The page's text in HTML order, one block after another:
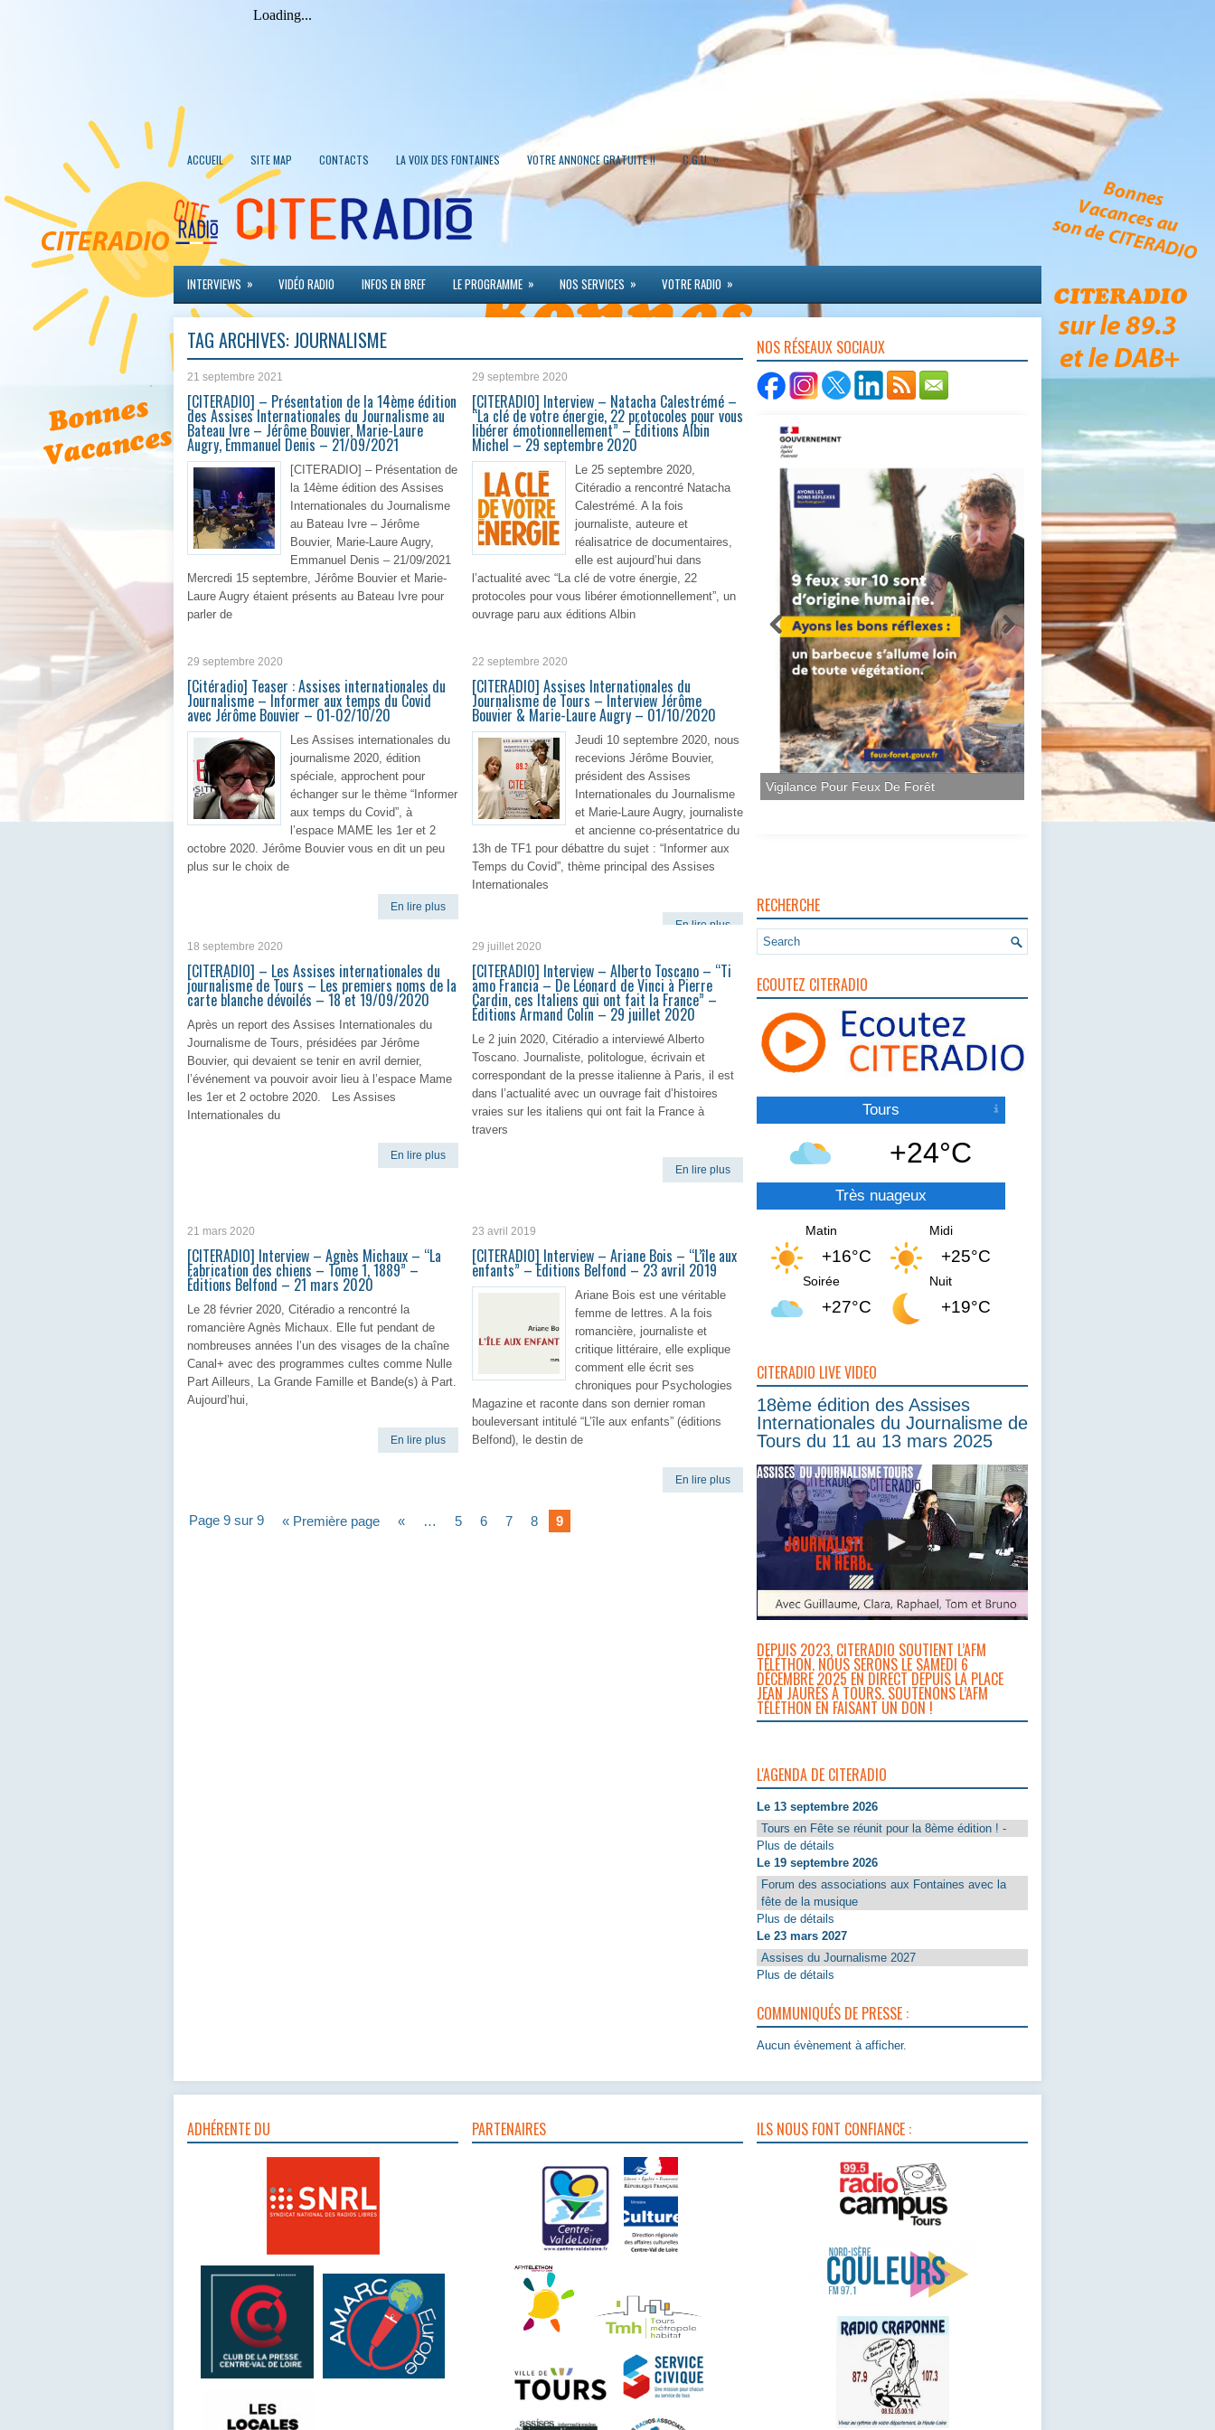
ACCUEIL SITE MAP CONTACTS LA VOIX DES FONTAINES VOTRE ANNONCE GRATUITE !! C.G.U. »
INTERVIEWS » VIDÉO RADIO INFOS EN BREF LE PROGRAMME » NOS SERVICES » VOTRE RADIO »
TAG ARCHIVES:JOURNALISME
21 septembre 2021
[CITERADIO] – Présentation de la 14ème édition
des Assises Internationales du Journalisme au
Bateau Ivre – Jérôme Bouvier, Marie-Laure
Augry, Emmanuel Denis – 21/09/2021
[CITERADIO] – Présentation de
la 14ème édition des Assises
Internationales du Journalisme
au Bateau Ivre – Jérôme
Bouvier, Marie-Laure Augry,
Emmanuel Denis – 21/09/2021
Mercredi 15 septembre, Jérôme Bouvier et Marie-
Laure Augry étaient présents au Bateau Ivre pour
parler de
29 septembre 2020
[CITERADIO] Interview – Natacha Calestrémé –
“La clé de votre énergie, 22 protocoles pour vous
libérer émotionnellement” – Éditions Albin
Michel – 29 septembre 2020
Le 25 septembre 2020,
Citéradio a rencontré Natacha
Calestrémé. A la fois
journaliste, auteure et
réalisatrice de documentaires,
elle est aujourd’hui dans
l’actualité avec “La clé de votre énergie, 22
protocoles pour vous libérer émotionnellement”, un
ouvrage paru aux éditions Albin
29 septembre 2020
[Citéradio] Teaser : Assises internationales du
Journalisme – Informer aux temps du Covid
avec Jérôme Bouvier – 01-02/10/20
Les Assises internationales du
journalisme 2020, édition
spéciale, approchent pour
échanger sur le thème “Informer
aux temps du Covid”, à
l’espace MAME les 1er et 2
octobre 2020. Jérôme Bouvier vous en dit un peu
plus sur le choix de
En lire plus
22 septembre 2020
[CITERADIO] Assises Internationales du
Journalisme de Tours – Interview Jérôme
Bouvier & Marie-Laure Augry – 01/10/2020
Jeudi 10 septembre 2020, nous
recevions Jérôme Bouvier,
président des Assises
Internationales du Journalisme
et Marie-Laure Augry, journaliste
et ancienne co-présentatrice du
13h de TF1 pour débattre du sujet : “Informer aux
Temps du Covid”, thème principal des Assises
Internationales
En lire plus
18 septembre 2020
[CITERADIO] – Les Assises internationales du
journalisme de Tours – Les premiers noms de la
carte blanche dévoilés – 18 et 19/09/2020
Après un report des Assises Internationales du
Journalisme de Tours, présidées par Jérôme
Bouvier, qui devaient se tenir en avril dernier,
l’événement va pouvoir avoir lieu à l’espace Mame
les 1er et 2 octobre 2020. Les Assises
Internationales du
En lire plus
29 juillet 2020
[CITERADIO] Interview – Alberto Toscano – “Ti
amo Francia – De Léonard de Vinci à Pierre
Cardin, ces Italiens qui ont fait la France” –
Éditions Armand Colin – 29 juillet 2020
Le 2 juin 2020, Citéradio a interviewé Alberto
Toscano. Journaliste, politologue, écrivain et
correspondant de la presse italienne à Paris, il est
dans l’actualité avec un ouvrage fait d’histoires
vraies sur les italiens qui ont fait la France à
travers
En lire plus
21 mars 2020
[CITERADIO] Interview – Agnès Michaux – “La
Fabrication des chiens – Tome 1, 1889” –
Éditions Belfond – 21 mars 2020
Le 28 février 2020, Citéradio a rencontré la
romancière Agnès Michaux. Elle fut pendant de
nombreuses années l’un des visages de la chaîne
Canal+ avec des programmes cultes comme Nulle
Part Ailleurs, La Grande Famille et Bande(s) à Part.
Aujourd’hui,
En lire plus
23 avril 2019
[CITERADIO] Interview – Ariane Bois – “L’île aux
enfants” – Editions Belfond – 23 avril 2019
Ariane Bois est une véritable
femme de lettres. A la fois
romancière, journaliste et
critique littéraire, elle explique
comment elle écrit ses
chroniques pour Psychologies
Magazine et raconte dans son dernier roman
bouleversant intitulé “L’île aux enfants” (éditions
Belfond), le destin de
En lire plus
Page 9 sur 9 « Première page « … 5 6 7 8 9
NOS RÉSEAUX SOCIAUX
Vigilance Pour Feux De Forêt
RECHERCHE
ECOUTEZ CITERADIO
Tours
+24°C
Très nuageux
Matin
+16°C
Midi
+25°C
Soirée
+27°C
Nuit
+19°C
CITERADIO LIVE VIDEO
18ème édition des Assises
Internationales du Journalisme de
Tours du 11 au 13 mars 2025
DEPUIS 2023, CITERADIO SOUTIENT L’AFM
TÉLÉTHON. NOUS SERONS LE SAMEDI 6
DÉCEMBRE 2025 EN DIRECT DEPUIS LA PLACE
JEAN JAURÈS À TOURS. SOUTENONS L’AFM
TÉLÉTHON EN FAISANT UN DON !
L'AGENDA DE CITERADIO
Le 13 septembre 2026
Tours en Fête se réunit pour la 8ème édition ! -
Plus de détails
Le 19 septembre 2026
Forum des associations aux Fontaines avec la
fête de la musique
Plus de détails
Le 23 mars 2027
Assises du Journalisme 2027
Plus de détails
COMMUNIQUÉS DE PRESSE :
Aucun évènement à afficher.
ADHÉRENTE DU PARTENAIRES ILS NOUS FONT CONFIANCE :